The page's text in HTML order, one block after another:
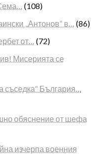
(108)
„Антонов“ в…
(86)
от…
(72)
Мисерията се
съседка“ България…
обяснение от шефа
изчерпа военния